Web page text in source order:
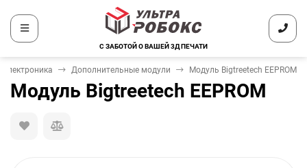
С ЗАБОТОЙ О ВАШЕЙ 3Д ПЕЧАТИ
Электроника Дополнительные модули Модуль Bigtreetech EEPROM
Модуль Bigtreetech EEPROM